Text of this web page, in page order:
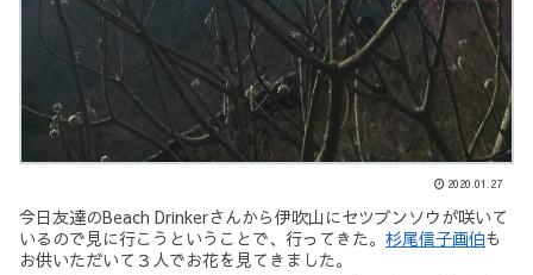
2020.01.27
今日友達のBeach Drinkerさんから伊吹山にセツブンソウが咲いて
いるので見に行こうということで、行ってきた。 杉尾信子画伯も
お供いただいて３人でお花を見てきました。